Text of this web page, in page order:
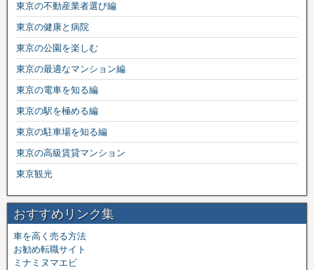
東京の不動産業者選び編
東京の健康と病院
東京の公園を楽しむ
東京の最適なマンション編
東京の電車を知る編
東京の駅を極める編
東京の駐車場を知る編
東京の高級賃貸マンション
東京観光
おすすめリンク集
車を高く売る方法
お勧め転職サイト
ミナミヌマエビ